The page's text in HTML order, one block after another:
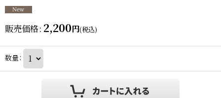
販売価格: 2,200円(税込)
数量: